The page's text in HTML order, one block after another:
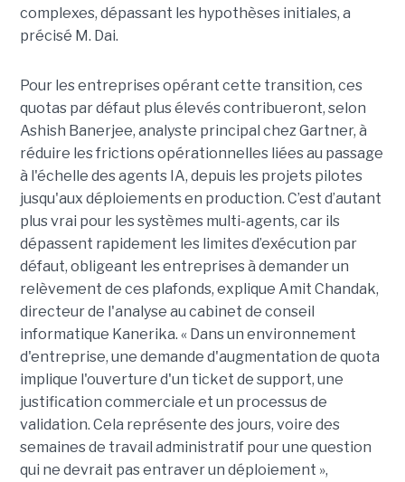
complexes, dépassant les hypothèses initiales, a
précisé M. Dai.
Pour les entreprises opérant cette transition, ces
quotas par défaut plus élevés contribueront, selon
Ashish Banerjee, analyste principal chez Gartner, à
réduire les frictions opérationnelles liées au passage
à l'échelle des agents IA, depuis les projets pilotes
jusqu'aux déploiements en production. C’est d’autant
plus vrai pour les systèmes multi-agents, car ils
dépassent rapidement les limites d’exécution par
défaut, obligeant les entreprises à demander un
relèvement de ces plafonds, explique Amit Chandak,
directeur de l'analyse au cabinet de conseil
informatique Kanerika. « Dans un environnement
d'entreprise, une demande d'augmentation de quota
implique l'ouverture d'un ticket de support, une
justification commerciale et un processus de
validation. Cela représente des jours, voire des
semaines de travail administratif pour une question
qui ne devrait pas entraver un déploiement »,